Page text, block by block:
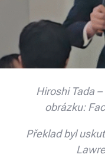
Hiroshi Tada
obrázku:
Překlad byl